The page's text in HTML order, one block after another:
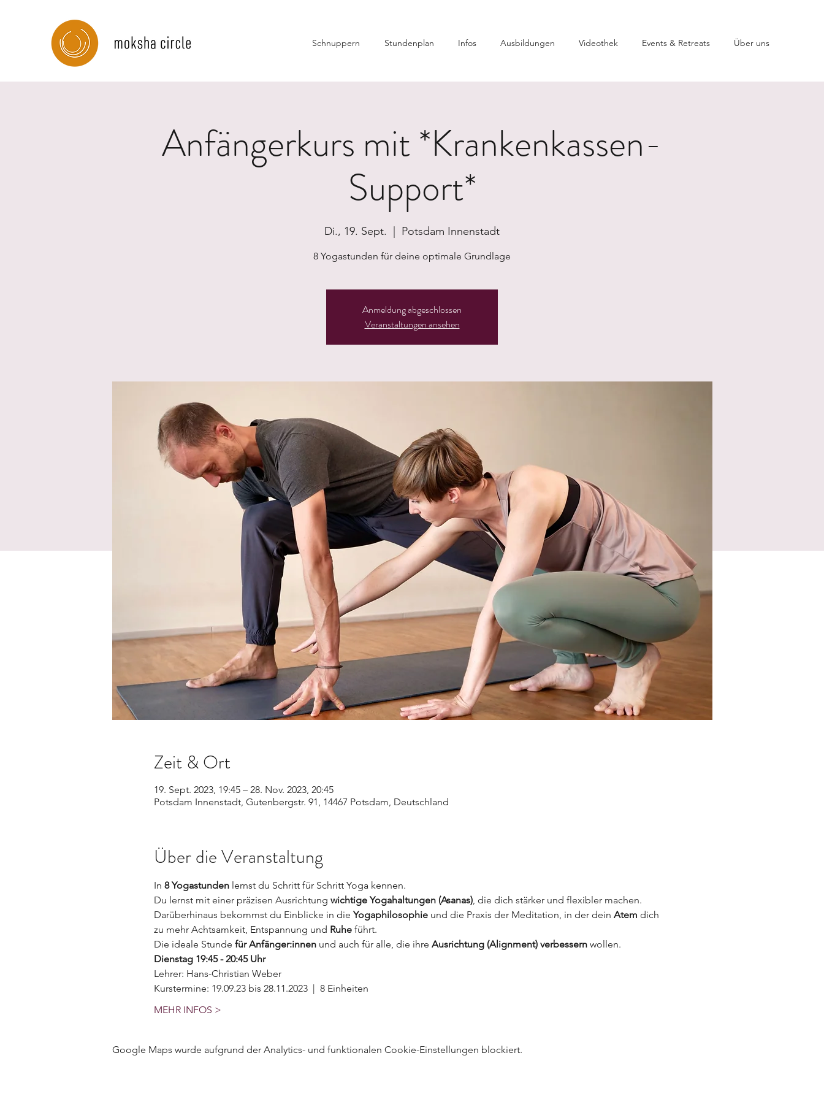
Schnuppern Stundenplan Infos Ausbildungen Videothek Events & Retreats Über uns
Anfängerkurs mit *Krankenkassen-
Support*
Di., 19. Sept. Potsdam Innenstadt
8 Yogastunden für deine optimale Grundlage
Anmeldung abgeschlossen
Veranstaltungen ansehen
Zeit & Ort
19. Sept. 2023, 19:45 – 28. Nov. 2023, 20:45
Potsdam Innenstadt, Gutenbergstr. 91, 14467 Potsdam, Deutschland
Über die Veranstaltung
In 8 Yogastunden lernst du Schritt für Schritt Yoga kennen.
Du lernst mit einer präzisen Ausrichtung wichtige Yogahaltungen (Asanas), die dich stärker und flexibler machen.
Darüberhinaus bekommst du Einblicke in die Yogaphilosophie und die Praxis der Meditation, in der dein Atem dich
zu mehr Achtsamkeit, Entspannung und Ruhe führt.
Die ideale Stunde für Anfänger:innen und auch für alle, die ihre Ausrichtung (Alignment) verbessern wollen.
Dienstag 19:45 - 20:45 Uhr
Lehrer: Hans-Christian Weber
Kurstermine: 19.09.23 bis 28.11.2023  |  8 Einheiten
MEHR INFOS >
Google Maps wurde aufgrund der Analytics- und funktionalen Cookie-Einstellungen blockiert.